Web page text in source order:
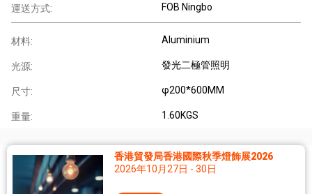
運送方式: FOB Ningbo
材料: Aluminium
光源: 發光二極管照明
尺寸: φ200*600MM
重量: 1.60KGS
香港貿發局香港國際秋季燈飾展2026
2026年10月27日 - 30日